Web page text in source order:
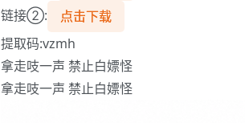
链接②:
点击下载
提取码:vzmh
拿走吱一声 禁止白嫖怪
拿走吱一声 禁止白嫖怪